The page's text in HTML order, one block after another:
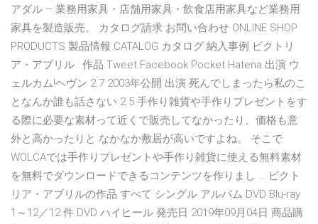
アダル – 業務用家具・店舗用家具・飲食店用家具など業務用
家具を製造販売。 カタログ請求 お問い合わせ ONLINE SHOP
PRODUCTS 製品情報 CATALOG カタログ 納入事例 ビクトリ
ア・アブリル : 作品 Tweet Facebook Pocket Hatena 出演 ウ
ェルカム!ヘヴン 2.7 2003年公開 出演 死んでしまったら私のこ
となんか誰も話さない 2.5 手作り雑貨や手作りプレゼントをす
る際に必要な素材って近くで販売してなかったり、価格も意
外と高かったりと なかなか敷居が高いですよね。 そこで
WOLCAでは手作りプレゼントや手作り雑貨に使える無料素材
を無料でダウンロードできるコンテンツを作りまし … ビクト
リア・アブリルの作品 すべて シングル アルバム DVD Blu-ray
1～12／12 件 DVD ハイヒール 発売日 2019年09月04日 商品購